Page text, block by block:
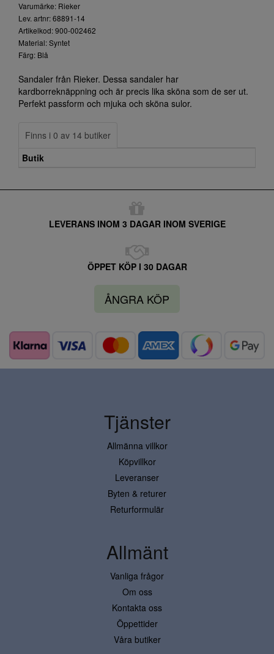
Varumärke: Rieker
Lev. artnr: 68891-14
Artikelkod: 900-002462
Material: Syntet
Färg: Blå
Sandaler från Rieker. Dessa sandaler har
kardborreknäppning och är precis lika sköna som de ser ut.
Perfekt passform och mjuka och sköna sulor.
Finns i 0 av 14 butiker
Butik
LEVERANS INOM 3 DAGAR INOM SVERIGE
ÖPPET KÖP I 30 DAGAR
ÅNGRA KÖP
Tjänster
Allmänna villkor
Köpvillkor
Leveranser
Byten & returer
Returformulär
Allmänt
Vanliga frågor
Om oss
Kontakta oss
Öppettider
Våra butiker